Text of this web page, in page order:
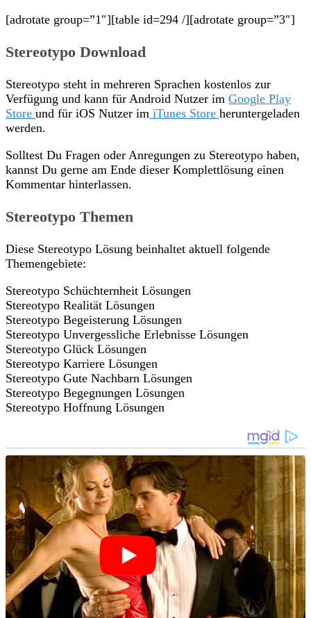
[adrotate group=”1″][table id=294 /][adrotate group=”3″]
Stereotypo Download
Stereotypo steht in mehreren Sprachen kostenlos zur
Verfügung und kann für Android Nutzer im Google Play
Store und für iOS Nutzer im iTunes Store heruntergeladen
werden.
Solltest Du Fragen oder Anregungen zu Stereotypo haben,
kannst Du gerne am Ende dieser Komplettlösung einen
Kommentar hinterlassen.
Stereotypo Themen
Diese Stereotypo Lösung beinhaltet aktuell folgende
Themengebiete:
Stereotypo Schüchternheit Lösungen
Stereotypo Realität Lösungen
Stereotypo Begeisterung Lösungen
Stereotypo Unvergessliche Erlebnisse Lösungen
Stereotypo Glück Lösungen
Stereotypo Karriere Lösungen
Stereotypo Gute Nachbarn Lösungen
Stereotypo Begegnungen Lösungen
Stereotypo Hoffnung Lösungen